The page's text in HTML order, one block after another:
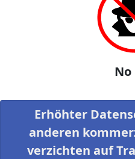
No
Erhöhter
anderen
verzichten auf